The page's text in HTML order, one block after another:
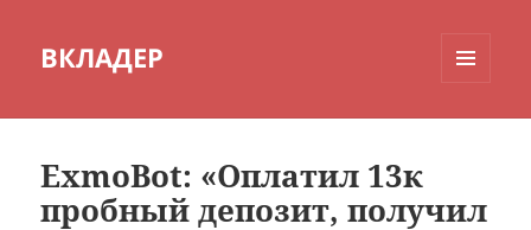
ВКЛАДЕР
ExmoBot: «Оплатил 13к
пробный депозит, получил